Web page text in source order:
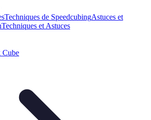
Techniques de SpeedcubingAstuces et
Techniques et Astuces
Cube